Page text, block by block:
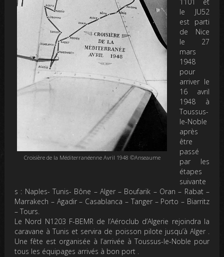
Croisière de la Méditerranéenne Avril 1948 ©Anseaume
le JU52
est parti
de Nice
le 27
mars
1948
pour
arriver le
16 avril
1948 à
Toussus-
le-Noble
après
être
passé
par les
étapes
suivante
s : Naples- Tunis- Bône – Alger – Boufarik – Oran – Rabat –
Marrakech – Agadir – Casablanca – Tanger – Porto – Biarritz
– Tours.
Le Nord N1203 F-BEMR de l’Aéroclub d’Algerie rejoindra la
caravane à Tunis et servira de poisson pilote jusqu’à Alger .
Une fête est organisée à l’arrivée à Toussus-le-Noble pour
tous les équipages arrivés à bon port .